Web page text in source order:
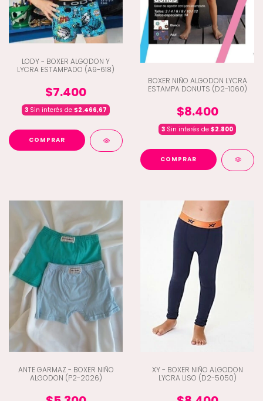
LODY - BOXER ALGODON Y
LYCRA ESTAMPADO (A9-618)
$7.400
3 Sin interés de $2.466,67
COMPRAR
BOXER NIÑO ALGODON LYCRA
ESTAMPA DONUTS (D2-1060)
$8.400
3 Sin interés de $2.800
COMPRAR
ANTE GARMAZ - BOXER NIÑO
ALGODON (P2-2026)
XY - BOXER NIÑO ALGODON
LYCRA LISO (D2-5050)